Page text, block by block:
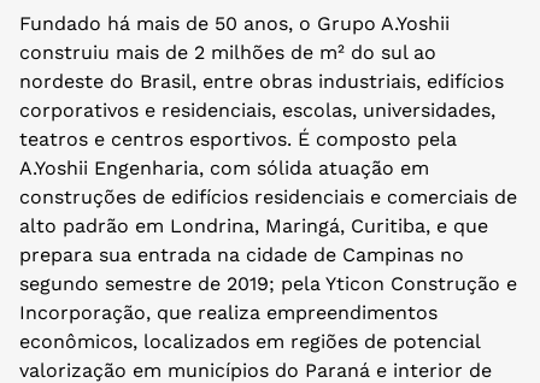
Fundado há mais de 50 anos, o Grupo A.Yoshii
construiu mais de 2 milhões de m² do sul ao
nordeste do Brasil, entre obras industriais, edifícios
corporativos e residenciais, escolas, universidades,
teatros e centros esportivos. É composto pela
A.Yoshii Engenharia, com sólida atuação em
construções de edifícios residenciais e comerciais de
alto padrão em Londrina, Maringá, Curitiba, e que
prepara sua entrada na cidade de Campinas no
segundo semestre de 2019; pela Yticon Construção e
Incorporação, que realiza empreendimentos
econômicos, localizados em regiões de potencial
valorização em municípios do Paraná e interior de